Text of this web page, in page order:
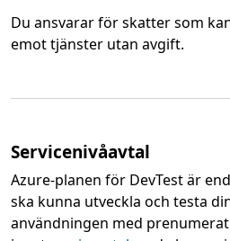
Du ansvarar för skatter som
emot tjänster utan avgift.
Servicenivåavtal
Azure-planen för DevTest är
ska kunna utveckla och testa
användningen med